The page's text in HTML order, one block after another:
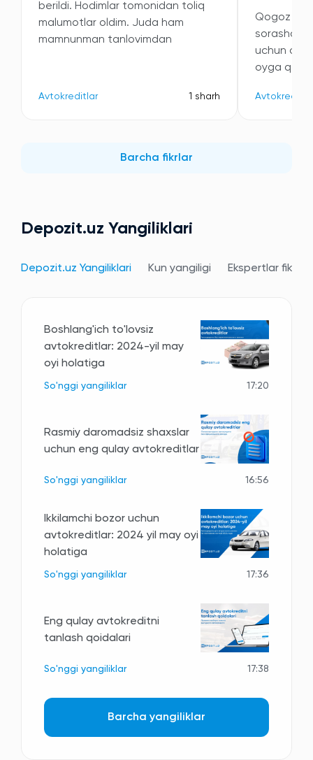
berildi. Hodimlar tomonidan toliq
malumotlar oldim. Juda ham
mamnunman tanlovimdan
Avtokreditlar 1 sharh
Qogoz
sorashdi
uchun
oyga
Barcha fikrlar
Depozit.uz Yangiliklari
Depozit.uz Yangiliklari Kun yangiligi Ekspertlar fikri
Boshlang'ich to'lovsiz
avtokreditlar: 2024-yil may
oyi holatiga
So'nggi yangiliklar 17:20
Rasmiy daromadsiz shaxslar
uchun eng qulay avtokreditlar
So'nggi yangiliklar 16:56
Ikkilamchi bozor uchun
avtokreditlar: 2024 yil may oyi
holatiga
So'nggi yangiliklar 17:36
Eng qulay avtokreditni
tanlash qoidalari
So'nggi yangiliklar 17:38
Barcha yangiliklar